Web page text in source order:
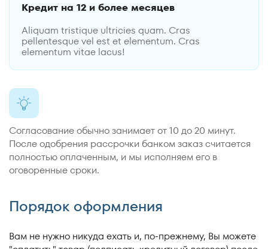
Кредит на 12 и более месяцев
Aliquam tristique ultricies quam. Cras
pellentesque vel est et elementum. Cras
elementum vitae lacus!
Согласование обычно занимает от 10 до 20 минут.
После одобрения рассрочки банком заказ считается
полностью оплаченным, и мы исполняем его в
оговоренные сроки.
Порядок оформления
Вам не нужно никуда ехать и, по-прежнему, Вы можете